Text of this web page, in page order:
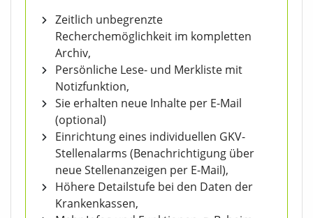
Zeitlich unbegrenzte
Recherchemöglichkeit im kompletten
Archiv,
Persönliche Lese- und Merkliste mit
Notizfunktion,
Sie erhalten neue Inhalte per E-Mail
(optional)
Einrichtung eines individuellen GKV-
Stellenalarms (Benachrichtigung über
neue Stellenanzeigen per E-Mail),
Höhere Detailstufe bei den Daten der
Krankenkassen,